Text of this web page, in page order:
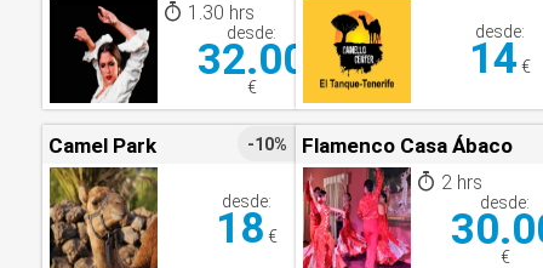
1.30 hrs
desde:
32.00
€
desde:
14 €
Camel Park -10%
desde:
18 €
Flamenco Casa Ábaco
2 hrs
desde:
€